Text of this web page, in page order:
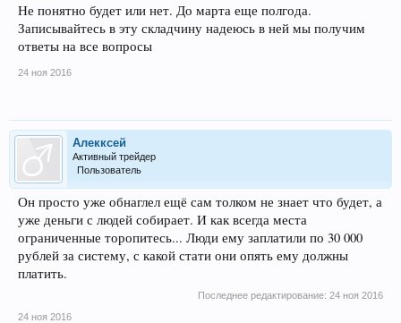
Не понятно будет или нет. До марта еще полгода.
Записывайтесь в эту складчину надеюсь в ней мы получим
ответы на все вопросы
24 ноя 2016
Алекксей
Активный трейдер
Пользователь
Он просто уже обнаглел ещё сам толком не знает что будет, а
уже деньги с людей собирает. И как всегда места
ограниченные торопитесь... Люди ему заплатили по 30 000
рублей за систему, с какой стати они опять ему должны
платить.
Последнее редактирование: 24 ноя 2016
24 ноя 2016